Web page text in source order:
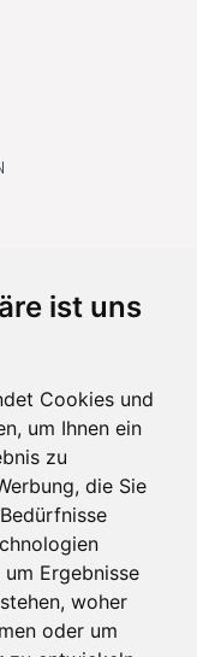
ist uns
Cookies und
um Ihnen ein
zu
die Sie
Ergebnisse
woher
oder um